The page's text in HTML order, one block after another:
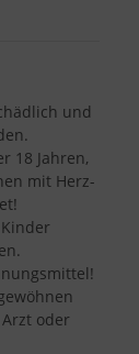
und
18 Jahren,
mit Herz-
oder